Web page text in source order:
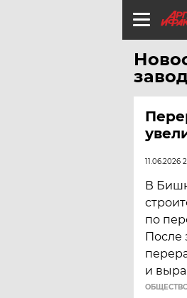
11.06.2026
В
по
После
и